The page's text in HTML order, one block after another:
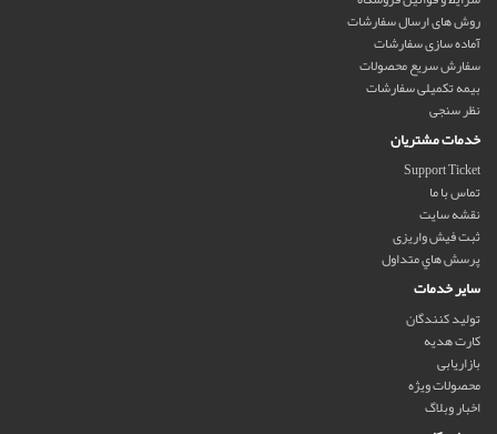
روش های ارسال سفارشات
آماده سازی سفارشات
سفارش سریع محصولات
بیمه تکمیلی سفارشات
نظر سنجی
خدمات مشتریان
Support Ticket
تماس با ما
نقشه سایت
ثبت فیش واریزی
پرسش هاي متداول
سایر خدمات
تولید کنندگان
کارت هدیه
بازاریابی
محصولات ویژه
اخبار وبلاگ